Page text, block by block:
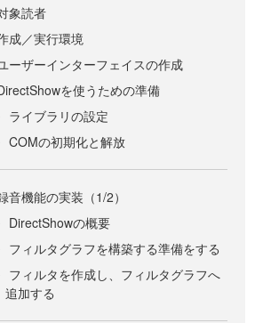
象読者
成／実行環境
ーザーインターフェイスの作成
を使うための準備
ライブラリの設定
COMの初期化と解放
音機能の実装（1/2）
DirectShowの概要
フィルタグラフを構築する準備をする
フィルタを作成し、フィルタグラフへ
追加する